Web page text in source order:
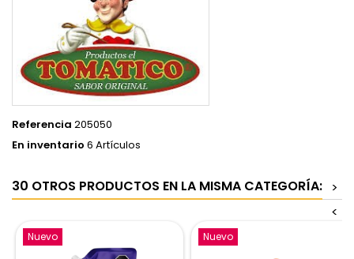
Referencia 205050
En inventario 6 Artículos
30 OTROS PRODUCTOS EN LA MISMA CATEGORÍA: >
<
Nuevo Nuevo